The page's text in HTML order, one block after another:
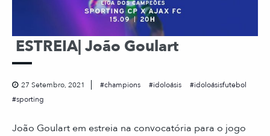
ESTREIA| João Goulart
27 Setembro, 2021 champions idoloásis
idoloásisfutebol
sporting
João Goulart em estreia na convocatória para o jogo